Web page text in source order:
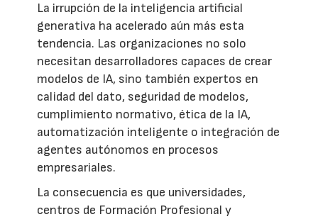
La irrupción de la inteligencia artificial
generativa ha acelerado aún más esta
tendencia. Las organizaciones no solo
necesitan desarrolladores capaces de crear
modelos de IA, sino también expertos en
calidad del dato, seguridad de modelos,
cumplimiento normativo, ética de la IA,
automatización inteligente o integración de
agentes autónomos en procesos
empresariales.
La consecuencia es que universidades,
centros de Formación Profesional y